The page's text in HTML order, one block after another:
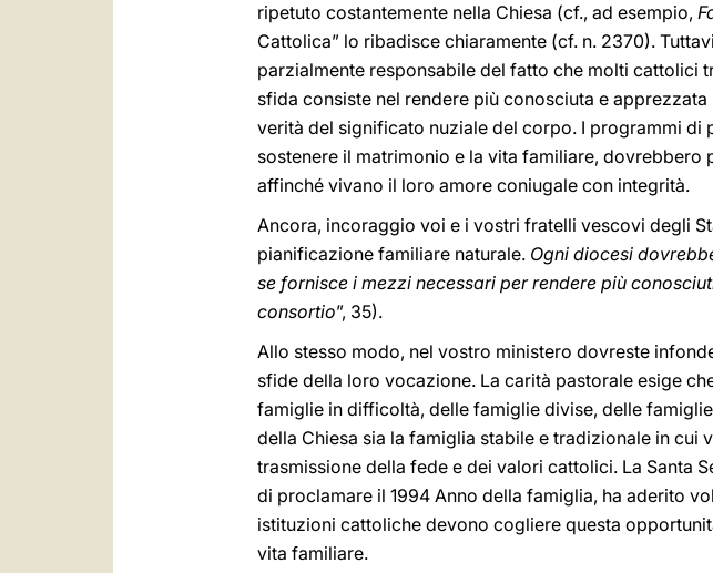
ripetuto costantemente nella Chiesa (cf., ad esempio,
Cattolica” lo ribadisce chiaramente (cf. n. 2370).
parzialmente responsabile del fatto che molti cattolici
sfida consiste nel rendere più conosciuta e
verità del significato nuziale del corpo. I programmi
sostenere il matrimonio e la vita familiare,
affinché vivano il loro amore coniugale con integrità.
Ancora, incoraggio voi e i vostri fratelli vescovi degli
pianificazione familiare naturale. Ogni diocesi
se fornisce i mezzi necessari per rendere più
consortio”, 35).
Allo stesso modo, nel vostro ministero dovreste
sfide della loro vocazione. La carità pastorale esige
famiglie in difficoltà, delle famiglie divise, delle
della Chiesa sia la famiglia stabile e tradizionale in cui
trasmissione della fede e dei valori cattolici. La Santa
di proclamare il 1994 Anno della famiglia, ha aderito
istituzioni cattoliche devono cogliere questa
vita familiare.